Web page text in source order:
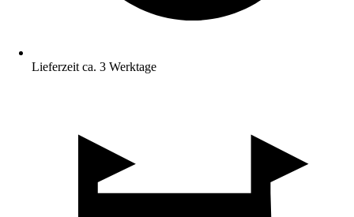
Lieferzeit ca. 3 Werktage